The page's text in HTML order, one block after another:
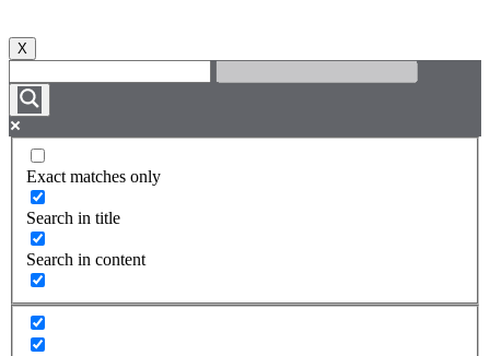
X
Exact matches only
Search in title
Search in content